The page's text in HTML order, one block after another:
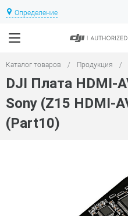
Определение
Каталог товаров / Продукция /
DJI Плата HDMI-
Sony (Z15 HDMI-
(Part10)